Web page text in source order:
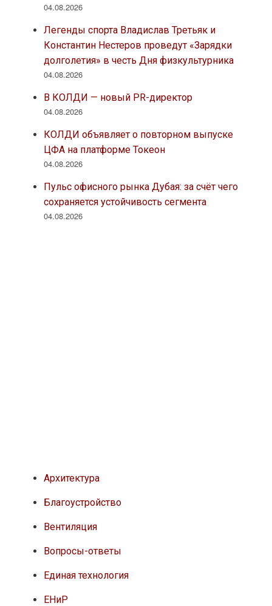
04.08.2026
Легенды спорта Владислав Третьяк и
Константин Нестеров проведут «Зарядки
долголетия» в честь Дня физкультурника
04.08.2026
В КОЛДИ — новый PR-директор
04.08.2026
КОЛДИ объявляет о повторном выпуске
ЦФА на платформе Токеон
04.08.2026
Пульс офисного рынка Дубая: за счёт чего
сохраняется устойчивость сегмента
04.08.2026
Архитектура
Благоустройство
Вентиляция
Вопросы-ответы
Единая технология
ЕНиР